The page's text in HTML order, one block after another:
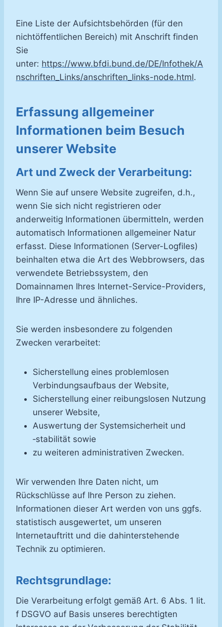
Eine Liste der Aufsichtsbehörden (für den
nichtöffentlichen Bereich) mit Anschrift finden
Sie
unter: https://www.bfdi.bund.de/DE/Infothek/A
nschriften_Links/anschriften_links-node.html.
Erfassung allgemeiner
Informationen beim Besuch
unserer Website
Art und Zweck der Verarbeitung:
Wenn Sie auf unsere Website zugreifen, d.h.,
wenn Sie sich nicht registrieren oder
anderweitig Informationen übermitteln, werden
automatisch Informationen allgemeiner Natur
erfasst. Diese Informationen (Server-Logfiles)
beinhalten etwa die Art des Webbrowsers, das
verwendete Betriebssystem, den
Domainnamen Ihres Internet-Service-Providers,
Ihre IP-Adresse und ähnliches.
Sie werden insbesondere zu folgenden
Zwecken verarbeitet:
Sicherstellung eines problemlosen
Verbindungsaufbaus der Website,
Sicherstellung einer reibungslosen Nutzung
unserer Website,
Auswertung der Systemsicherheit und
‑stabilität sowie
zu weiteren administrativen Zwecken.
Wir verwenden Ihre Daten nicht, um
Rückschlüsse auf Ihre Person zu ziehen.
Informationen dieser Art werden von uns ggfs.
statistisch ausgewertet, um unseren
Internetauftritt und die dahinterstehende
Technik zu optimieren.
Rechtsgrundlage:
Die Verarbeitung erfolgt gemäß Art. 6 Abs. 1 lit.
f DSGVO auf Basis unseres berechtigten